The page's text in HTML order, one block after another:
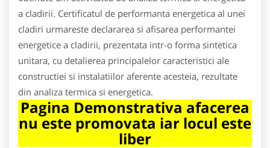
a cladirii. Certificatul de performanta energetica al unei
cladiri urmareste declararea si afisarea performantei
energetice a cladirii, prezentata intr-o forma sintetica
unitara, cu detalierea principalelor caracteristici ale
constructiei si instalatiilor aferente acesteia, rezultate
din analiza termica si energetica.
Pagina Demonstrativa afacerea
nu este promovata iar locul este
liber